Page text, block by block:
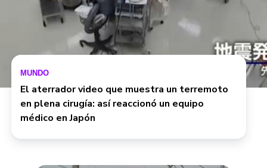
MUNDO
El aterrador video que muestra un terremoto
en plena cirugía: así reaccionó un equipo
médico en Japón